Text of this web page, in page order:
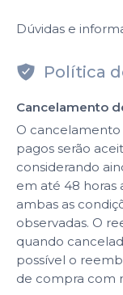
Dúvidas e
Política
Cancelamento
O
pagos serão
considerando
em até 48 horas
ambas as
observadas. O
quando
possível o
de compra com